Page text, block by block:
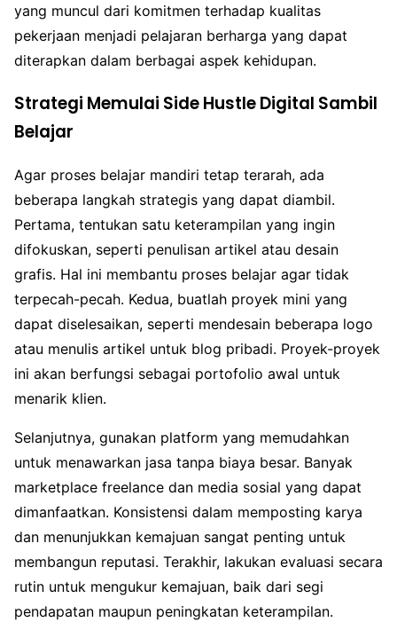
yang muncul dari komitmen terhadap kualitas
pekerjaan menjadi pelajaran berharga yang dapat
diterapkan dalam berbagai aspek kehidupan.
Strategi Memulai Side Hustle Digital Sambil
Belajar
Agar proses belajar mandiri tetap terarah, ada
beberapa langkah strategis yang dapat diambil.
Pertama, tentukan satu keterampilan yang ingin
difokuskan, seperti penulisan artikel atau desain
grafis. Hal ini membantu proses belajar agar tidak
terpecah-pecah. Kedua, buatlah proyek mini yang
dapat diselesaikan, seperti mendesain beberapa logo
atau menulis artikel untuk blog pribadi. Proyek-proyek
ini akan berfungsi sebagai portofolio awal untuk
menarik klien.
Selanjutnya, gunakan platform yang memudahkan
untuk menawarkan jasa tanpa biaya besar. Banyak
marketplace freelance dan media sosial yang dapat
dimanfaatkan. Konsistensi dalam memposting karya
dan menunjukkan kemajuan sangat penting untuk
membangun reputasi. Terakhir, lakukan evaluasi secara
rutin untuk mengukur kemajuan, baik dari segi
pendapatan maupun peningkatan keterampilan.